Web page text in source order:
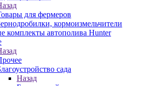
для фермеров
кормоизмельчители
комплекты автополива Hunter
сада
Назад